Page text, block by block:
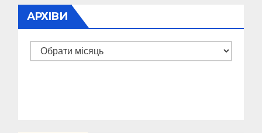
АРХІВИ
Архіви